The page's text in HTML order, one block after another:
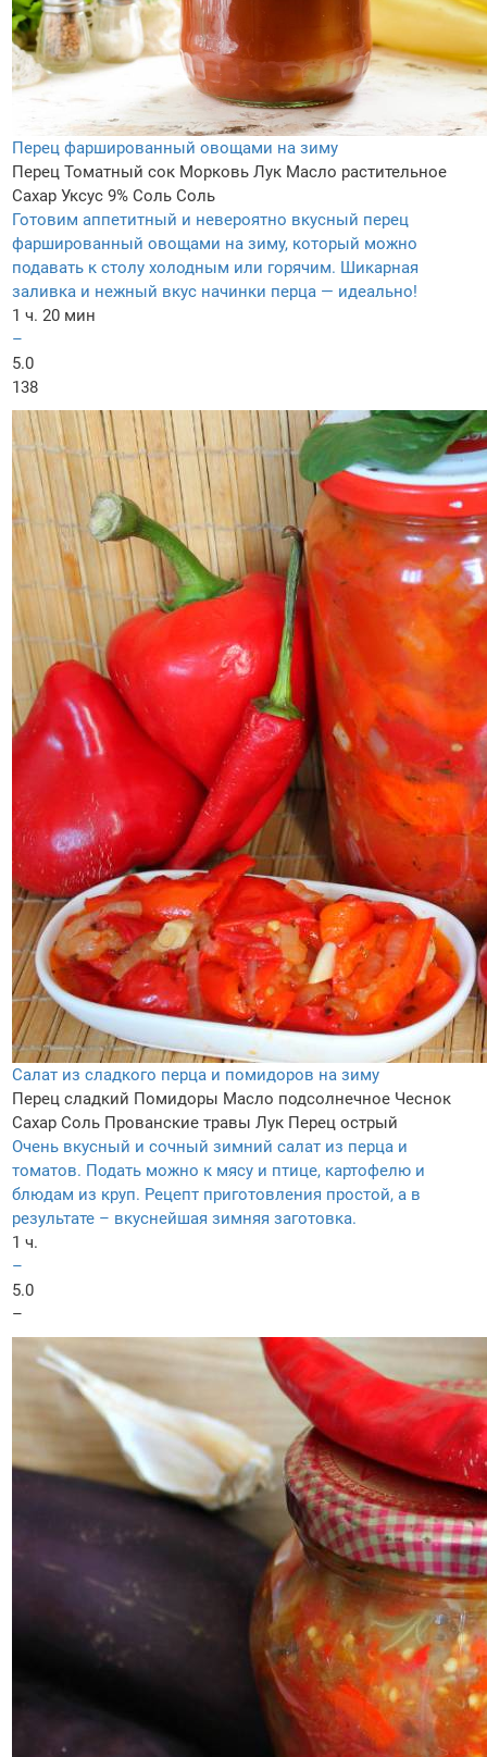
Перец фаршированный овощами на зиму
Перец Томатный сок Морковь Лук Масло растительное
Сахар Уксус 9% Соль Соль
Готовим аппетитный и невероятно вкусный перец
фаршированный овощами на зиму, который можно
подавать к столу холодным или горячим. Шикарная
заливка и нежный вкус начинки перца — идеально!
1 ч. 20 мин
–
5.0
138
Салат из сладкого перца и помидоров на зиму
Перец сладкий Помидоры Масло подсолнечное Чеснок
Сахар Соль Прованские травы Лук Перец острый
Очень вкусный и сочный зимний салат из перца и
томатов. Подать можно к мясу и птице, картофелю и
блюдам из круп. Рецепт приготовления простой, а в
результате – вкуснейшая зимняя заготовка.
1 ч.
–
5.0
–